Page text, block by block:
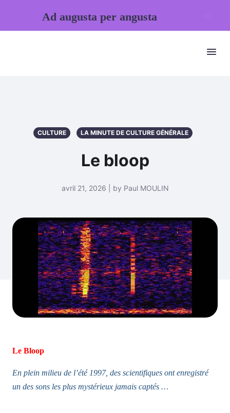
CULTURE LA MINUTE DE CULTURE GÉNÉRALE
Le bloop
avril 21, 2026 | by Paul MOULIN
Le Bloop
En plein milieu de l’été 1997, des scientifiques ont enregistré
un des sons les plus mystérieux jamais captés …
Ad augusta per angusta